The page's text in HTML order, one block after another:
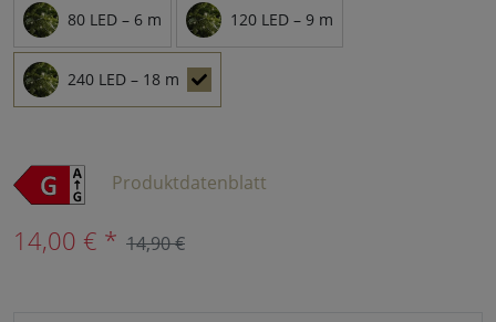
80 LED – 6 m 120 LED – 9 m
240 LED – 18 m
Produktdatenblatt
14,00 € * 14,90 €